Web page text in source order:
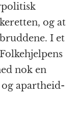
og at
I et
nok en
apartheid-